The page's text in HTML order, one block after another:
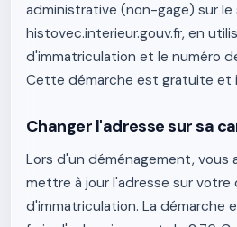
administrative (non-gage) sur
histovec.interieur.gouv.fr, en
d'immatriculation et le numéro
Cette démarche est gratuite et
Changer l'adresse sur sa
Lors d'un déménagement, vous
mettre à jour l'adresse sur
d'immatriculation. La démarche